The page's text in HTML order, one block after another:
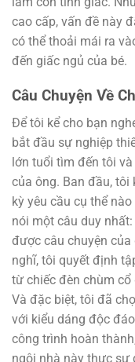
cao cấp, vấn đề này
có thể thoải mái ra
đến giấc ngủ của bé.
Câu Chuyện Về
Để tôi kể cho bạn
bắt đầu sự nghiệp
lớn tuổi tìm đến tôi
của ông. Ban đầu,
kỳ yêu cầu cụ thể
nói một câu duy
được câu chuyện của
nghĩ, tôi quyết định
từ chiếc đèn chùm
Và đặc biệt, tôi đã
với kiểu dáng độc
công trình hoàn
ngôi nhà này thực sự